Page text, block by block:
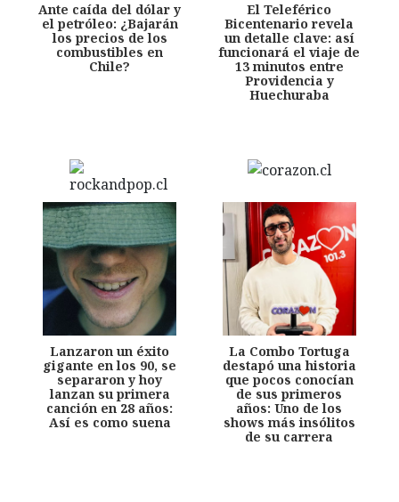
Ante caída del dólar y
el petróleo: ¿Bajarán
los precios de los
combustibles en
Chile?
El Teleférico
Bicentenario revela
un detalle clave: así
funcionará el viaje de
13 minutos entre
Providencia y
Huechuraba
Lanzaron un éxito
gigante en los 90, se
separaron y hoy
lanzan su primera
canción en 28 años:
Así es como suena
La Combo Tortuga
destapó una historia
que pocos conocían
de sus primeros
años: Uno de los
shows más insólitos
de su carrera